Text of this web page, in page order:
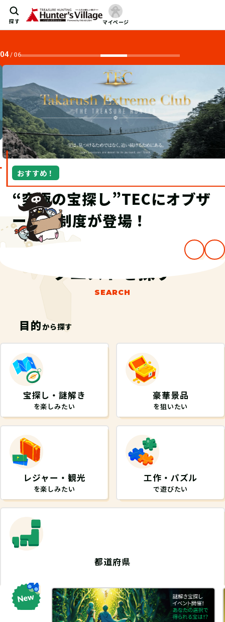
探す マイページ
04/ 06
おすすめ！
“究極の宝探し”TECにオブザ
ーバー制度が登場！
クエストを探す
SEARCH
目的から探す
宝探し・謎解き
を楽しみたい
豪華景品
を狙いたい
レジャー・観光
を楽しみたい
工作・パズル
で遊びたい
都道府県